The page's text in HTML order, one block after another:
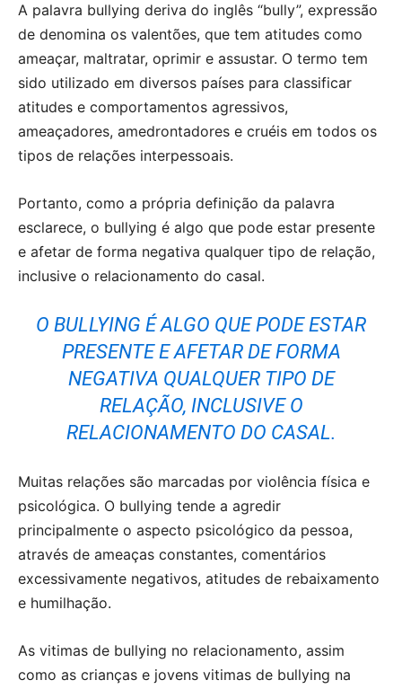
A palavra bullying deriva do inglês “bully”, expressão
de denomina os valentões, que tem atitudes como
ameaçar, maltratar, oprimir e assustar. O termo tem
sido utilizado em diversos países para classificar
atitudes e comportamentos agressivos,
ameaçadores, amedrontadores e cruéis em todos os
tipos de relações interpessoais.
Portanto, como a própria definição da palavra
esclarece, o bullying é algo que pode estar presente
e afetar de forma negativa qualquer tipo de relação,
inclusive o relacionamento do casal.
O BULLYING É ALGO QUE PODE ESTAR
PRESENTE E AFETAR DE FORMA
NEGATIVA QUALQUER TIPO DE
RELAÇÃO, INCLUSIVE O
RELACIONAMENTO DO CASAL.
Muitas relações são marcadas por violência física e
psicológica. O bullying tende a agredir
principalmente o aspecto psicológico da pessoa,
através de ameaças constantes, comentários
excessivamente negativos, atitudes de rebaixamento
e humilhação.
As vitimas de bullying no relacionamento, assim
como as crianças e jovens vitimas de bullying na